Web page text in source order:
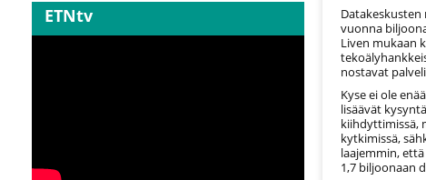
ETNtv
vuonna
Liven mukaan
nostavat
Kyse ei ole
lisäävät
kiihdyttimissä,
kytkimissä,
laajemmin,
1,7 biljoonaan